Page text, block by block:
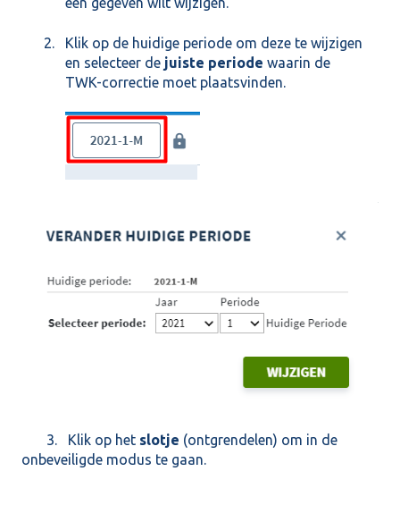
Klik op de huidige periode om deze te wijzigen
en selecteer de juiste periode waarin de
TWK-correctie moet plaatsvinden.
3. Klik op het slotje (ontgrendelen) om in de
onbeveiligde modus te gaan.